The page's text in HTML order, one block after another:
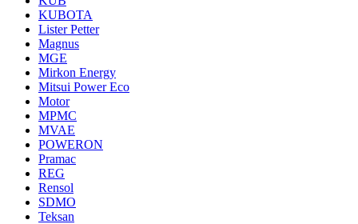
KUBOTA
Lister Petter
Magnus
MGE
Mirkon Energy
Mitsui Power Eco
Motor
MPMC
MVAE
POWERON
Pramac
REG
Rensol
SDMO
Teksan